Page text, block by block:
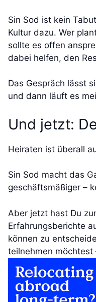
Sin Sod ist kein
Kultur dazu. Wer
sollte es offen
dabei helfen, den
Das Gespräch lässt
und dann läuft es
Und jetzt:
Heiraten ist überall
Sin Sod macht das
geschäftsmäßiger –
Aber jetzt hast Du
Erfahrungsberichte
können zu
teilnehmen möchtest